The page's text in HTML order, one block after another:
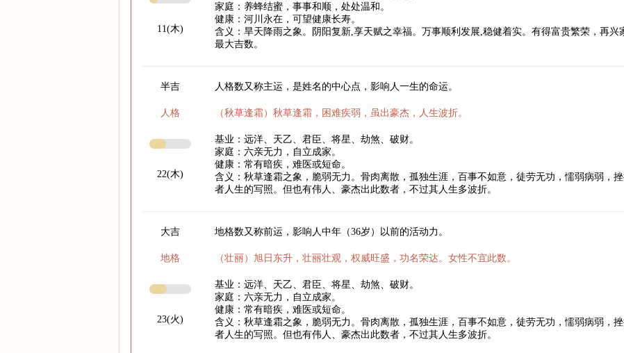
11(木)
家庭：养蜂结蜜，事事和顺，处处温和。
健康：河川永在，可望健康长寿。
含义：旱天降雨之象。阴阳复新,享天赋之幸福。万事顺利发展,稳健着实。有得富贵繁荣，再
最大吉数。
半吉
人格
22(木)
人格数又称主运，是姓名的中心点，影响人一生的命运。
（秋草逢霜）秋草逢霜，困难疾弱，虽出豪杰，人生波折。
基业：远洋、天乙、君臣、将星、劫煞、破财。
家庭：六亲无力，自立成家。
健康：常有暗疾，难医或短命。
含义：秋草逢霜之象，脆弱无力。骨肉离散，孤独生涯，百事不如意，徒劳无功，懦弱病弱，
者人生的写照。但也有伟人、豪杰出此数者，不过其人生多波折。
大吉
地格
23(火)
地格数又称前运，影响人中年（36岁）以前的活动力。
（壮丽）旭日东升，壮丽壮观，权威旺盛，功名荣达。女性不宜此数。
基业：远洋、天乙、君臣、将星、劫煞、破财。
家庭：六亲无力，自立成家。
健康：常有暗疾，难医或短命。
含义：秋草逢霜之象，脆弱无力。骨肉离散，孤独生涯，百事不如意，徒劳无功，懦弱病弱，
者人生的写照。但也有伟人、豪杰出此数者，不过其人生多波折。